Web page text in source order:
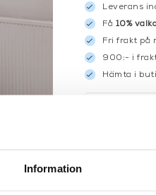
Information
Leverans
Få 10%
Fri frakt på
900:- i frakt
Hämta i